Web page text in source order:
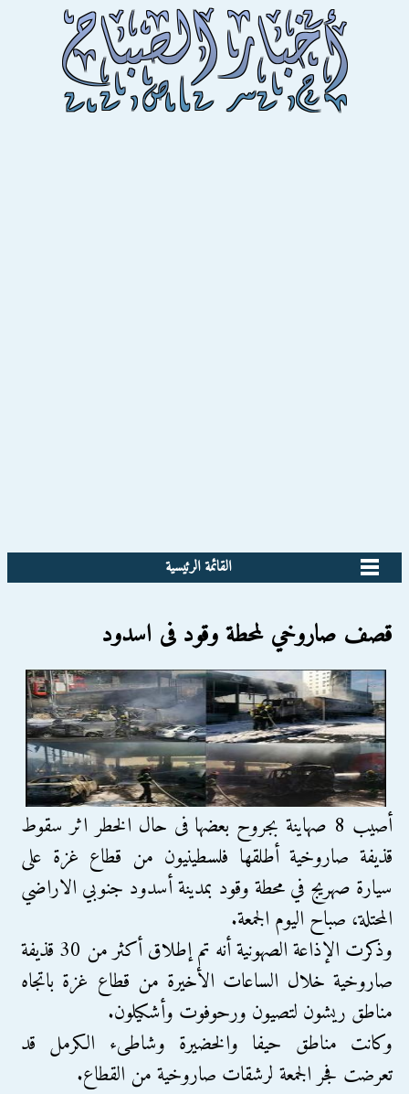
القائمة الرئيسية
قصف صاروخي لمحطة وقود فى اسدود
أصيب 8 صهاينة بجروح بعضها فى حال الخطر اثر سقوط
قذيفة صاروخية أطلقها فلسطينيون من قطاع غزة على
سيارة صهريج في محطة وقود بمدينة أسدود جنوبي الاراضي
المحتلة، صباح اليوم الجمعة.
وذكرت الإذاعة الصهونية أنه تم إطلاق أكثر من 30 قذيفة
صاروخية خلال الساعات الأخيرة من قطاع غزة باتجاه
مناطق ريشون لتصيون ورحوفوت وأشكيلون.
وكانت مناطق حيفا والخضيرة وشاطىء الكرمل قد
تعرضت فجر الجمعة لرشقات صاروخية من القطاع.